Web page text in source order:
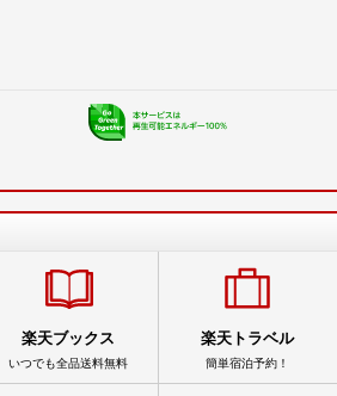
楽天ブックス
いつでも全品送料無料
楽天トラベル
簡単宿泊予約！